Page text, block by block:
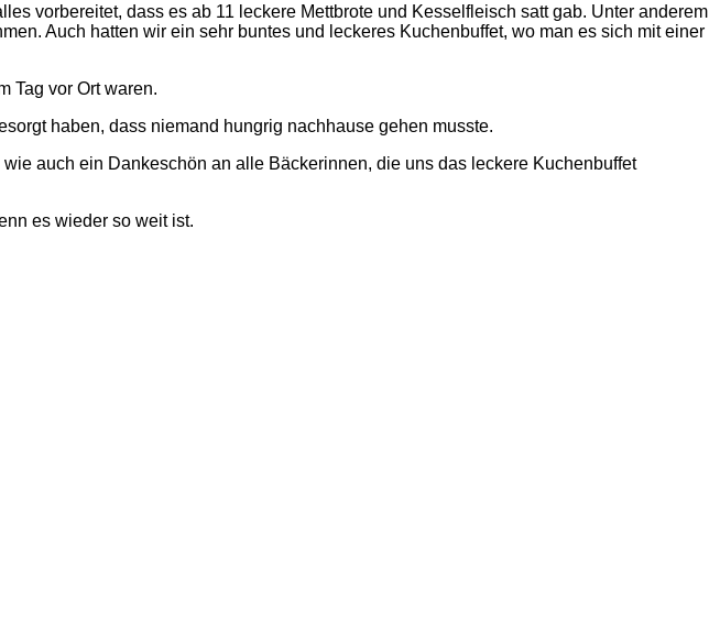
vorbereitet, dass es ab 11 leckere Mettbrote und Kesselfleisch satt gab. Unter anderem
Auch hatten wir ein sehr buntes und leckeres Kuchenbuffet, wo man es sich mit einer
Tag vor Ort waren.
haben, dass niemand hungrig nachhause gehen musste.
auch ein Dankeschön an alle Bäckerinnen, die uns das leckere Kuchenbuffet
es wieder so weit ist.